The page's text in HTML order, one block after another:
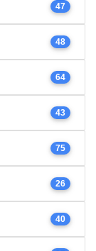
47
48
64
43
75
26
40